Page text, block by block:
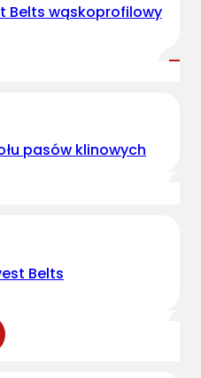
Belts wąskoprofilowy
pasów klinowych
Belts